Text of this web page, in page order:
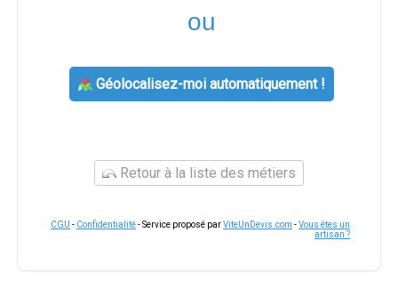
ou
Géolocalisez-moi automatiquement !
Retour à la liste des métiers
CGU - Confidentialité- Service proposé parViteUnDevis.com -Vous êtes un
artisan ?